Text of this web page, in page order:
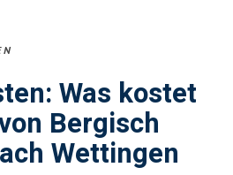
Was kostet
Bergisch
Wettingen